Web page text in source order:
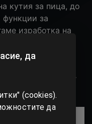
кутия за пица, до
функции за
изработка на
по Ваш
фирменото Ви
им придаде
разпознаваем от
да
(cookies).
да